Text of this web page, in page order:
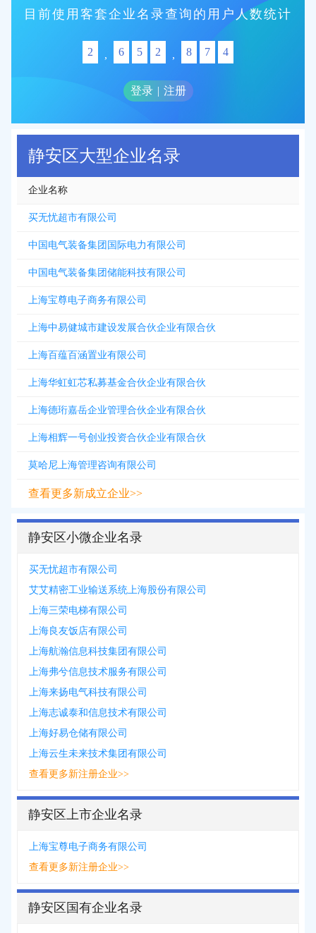
目前使用客套企业名录查询的用户人数统计
2 , 6 5 2 , 8 7 4
登录 | 注册
静安区大型企业名录
企业名称
买无忧超市有限公司
中国电气装备集团国际电力有限公司
中国电气装备集团储能科技有限公司
上海宝尊电子商务有限公司
上海中易健城市建设发展合伙企业有限合伙
上海百蕴百涵置业有限公司
上海华虹虹芯私募基金合伙企业有限合伙
上海德珩嘉岳企业管理合伙企业有限合伙
上海相辉一号创业投资合伙企业有限合伙
莫哈尼上海管理咨询有限公司
查看更多新成立企业>>
静安区小微企业名录
买无忧超市有限公司
艾艾精密工业输送系统上海股份有限公司
上海三荣电梯有限公司
上海良友饭店有限公司
上海航瀚信息科技集团有限公司
上海弗兮信息技术服务有限公司
上海来扬电气科技有限公司
上海志诚泰和信息技术有限公司
上海好易仓储有限公司
上海云生未来技术集团有限公司
查看更多新注册企业>>
静安区上市企业名录
上海宝尊电子商务有限公司
查看更多新注册企业>>
静安区国有企业名录